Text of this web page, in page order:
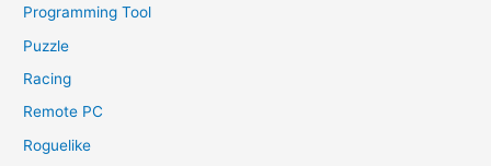
Programming Tool
Puzzle
Racing
Remote PC
Roguelike